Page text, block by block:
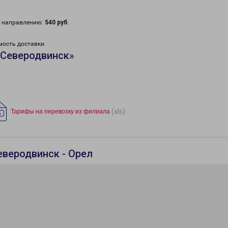
540 руб.
доставки.
Тарифы на перевозку из филиала (xls)
- Орел